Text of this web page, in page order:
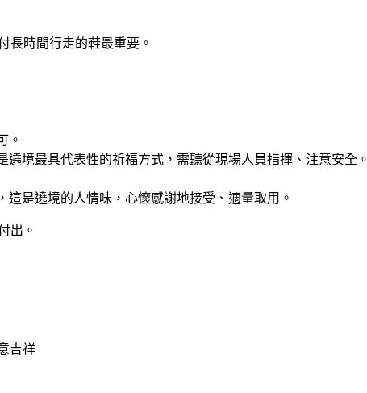
長時間行走的鞋最重要。
。
境最具代表性的祈福方式，需聽從現場人員指揮、注意安全。
是遶境的人情味，心懷感謝地接受、適量取用。
出。
吉祥